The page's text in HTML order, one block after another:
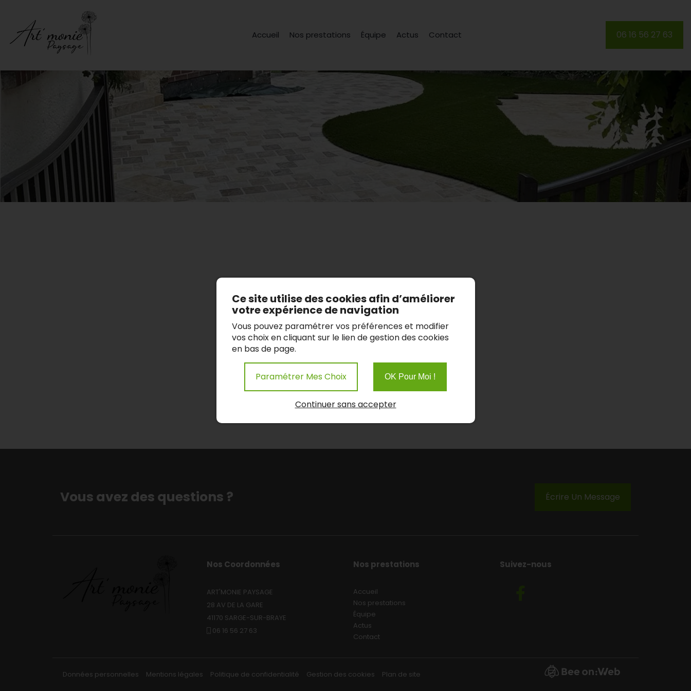
Accueil Nos prestations Équipe Actus Contact 06 16 56 27 63
Vous avez des questions ? Écrire Un Message
Nos Coordonnées
ART'MONIE PAYSAGE
28 AV DE LA GARE
41170 SARGE-SUR-BRAYE
06 16 56 27 63
Nos prestations
Accueil
Nos prestations
Équipe
Actus
Contact
Suivez-nous
Données personnelles Mentions légales Politique de confidentialité Gestion des cookies Plan de site
Ce site utilise des cookies afin d’améliorer
votre expérience de navigation
Vous pouvez paramétrer vos préférences et modifier
vos choix en cliquant sur le lien de gestion des cookies
en bas de page.
Paramétrer Mes Choix OK Pour Moi !
Continuer sans accepter